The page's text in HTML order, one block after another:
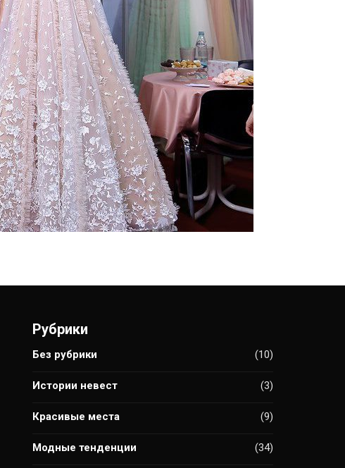
Рубрики
Без рубрики (10)
Истории невест (3)
Красивые места (9)
Модные тенденции (34)